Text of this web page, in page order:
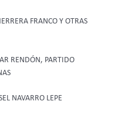
FRANCO Y OTRAS
RENDÓN, PARTIDO
NAVARRO LEPE